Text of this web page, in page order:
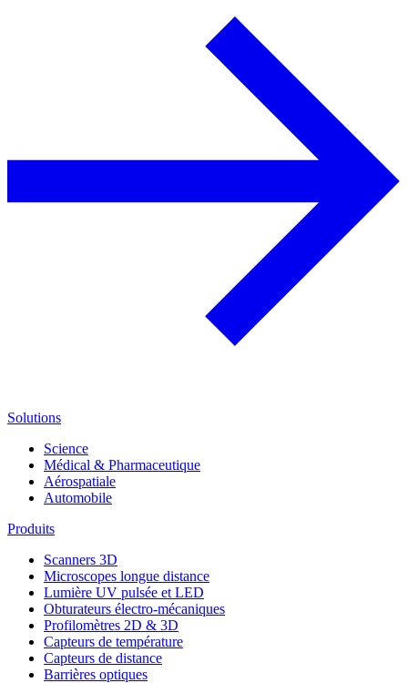
Solutions
Science
Médical & Pharmaceutique
Aérospatiale
Automobile
Produits
Scanners 3D
Microscopes longue distance
Lumière UV pulsée et LED
Obturateurs électro-mécaniques
Profilomètres 2D & 3D
Capteurs de température
Capteurs de distance
Barrières optiques